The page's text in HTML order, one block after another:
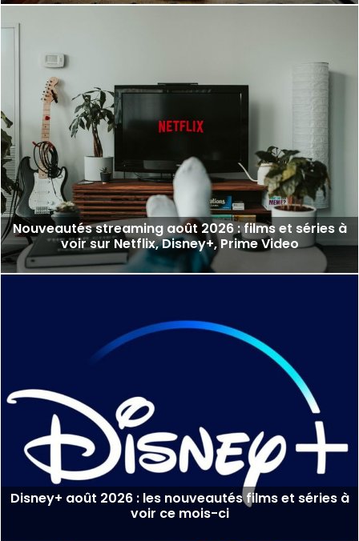
Nouveautés streaming août 2026 : films et séries à
voir sur Netflix, Disney+, Prime Video
Disney+ août 2026 : les nouveautés films et séries à
voir ce mois-ci